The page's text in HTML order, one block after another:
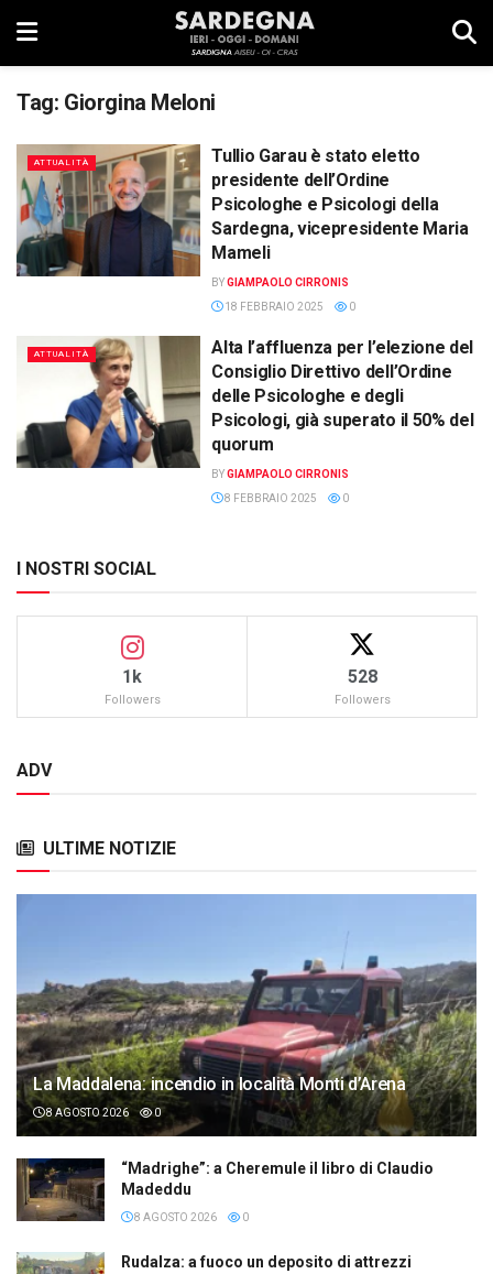
Tag: Giorgina Meloni
ATTUALITÀ
Tullio Garau è stato eletto
presidente dell’Ordine
Psicologhe e Psicologi della
Sardegna, vicepresidente Maria
Mameli
BYGIAMPAOLO CIRRONIS
18 FEBBRAIO 2025
0
ATTUALITÀ
Alta l’affluenza per l’elezione del
Consiglio Direttivo dell’Ordine
delle Psicologhe e degli
Psicologi, già superato il 50% del
quorum
BYGIAMPAOLO CIRRONIS
8 FEBBRAIO 2025
0
I NOSTRI SOCIAL
1k
Followers
528
Followers
ADV
ULTIME NOTIZIE
La Maddalena: incendio in località Monti d’Arena
8 AGOSTO 2026 0
“Madrighe”: a Cheremule il libro di Claudio
Madeddu
8 AGOSTO 2026 0
Rudalza: a fuoco un deposito di attrezzi